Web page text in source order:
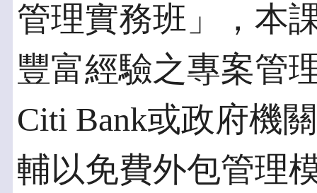
管理實務班」，本
豐富經驗之專案管
Citi Bank或政府機
輔以免費外包管理